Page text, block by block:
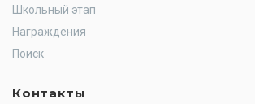
Школьный этап
Награждения
Поиск
Контакты